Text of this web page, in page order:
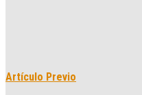
Artículo Previo